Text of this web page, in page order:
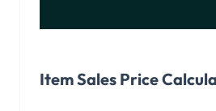
Item Sales Price